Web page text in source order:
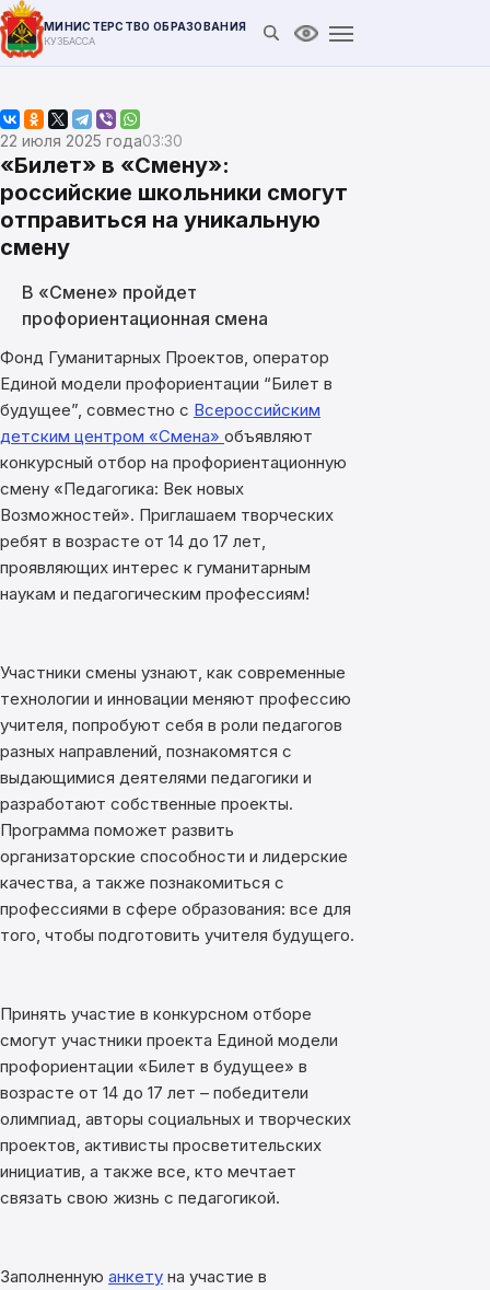
МИНИСТЕРСТВО ОБРАЗОВАНИЯ
КУЗБАССА Открыть поиск
Версия для
22 июля 2025 года03:30
«Билет» в «Смену»:
российские школьники смогут
отправиться на уникальную
смену
В «Смене» пройдет
профориентационная смена
Фонд Гуманитарных Проектов, оператор
Единой модели профориентации “Билет в
будущее”, совместно с Всероссийским
детским центром «Смена» объявляют
конкурсный отбор на профориентационную
смену «Педагогика: Век новых
Возможностей». Приглашаем творческих
ребят в возрасте от 14 до 17 лет,
проявляющих интерес к гуманитарным
наукам и педагогическим профессиям!
Участники смены узнают, как современные
технологии и инновации меняют профессию
учителя, попробуют себя в роли педагогов
разных направлений, познакомятся с
выдающимися деятелями педагогики и
разработают собственные проекты.
Программа поможет развить
организаторские способности и лидерские
качества, а также познакомиться с
профессиями в сфере образования: все для
того, чтобы подготовить учителя будущего.
Принять участие в конкурсном отборе
смогут участники проекта Единой модели
профориентации «Билет в будущее» в
возрасте от 14 до 17 лет – победители
олимпиад, авторы социальных и творческих
проектов, активисты просветительских
инициатив, а также все, кто мечтает
связать свою жизнь с педагогикой.
Заполненную анкету на участие в